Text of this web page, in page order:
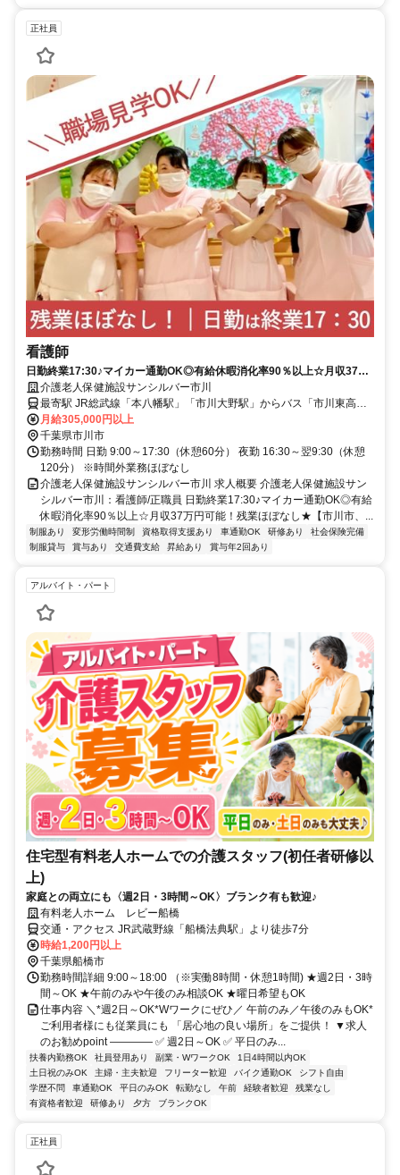
正社員
看護師
日勤終業17:30♪マイカー通勤OK◎有給休暇消化率90％以上☆月収37万
円可能！残業ほぼなし★【市川市、老健、本八幡駅/市川大野駅/市川駅、
看護師、正職員】
介護老人保健施設サンシルバー市川
最寄駅 JR総武線「本八幡駅」「市川大野駅」からバス「市川東高校
入口」バス停下車徒歩2分、JR中央・総武線「市川駅」からバス「姫
宮団地入口」バス停下車徒歩9分
月給305,000円以上
千葉県市川市
勤務時間 日勤 9:00～17:30（休憩60分） 夜勤 16:30～翌9:30（休憩
120分） ※時間外業務ほぼなし
介護老人保健施設サンシルバー市川 求人概要 介護老人保健施設サン
シルバー市川：看護師/正職員 日勤終業17:30♪マイカー通勤OK◎有給
休暇消化率90％以上☆月収37万円可能！残業ほぼなし★【市川市、...
制服あり 変形労働時間制 資格取得支援あり 車通勤OK 研修あり
社会保険完備
制服貸与
賞与あり 交通費支給 昇給あり 賞与年2回あり
アルバイト・パート
住宅型有料老人ホームでの介護スタッフ(初任者研修以
上)
家庭との両立にも〈週2日・3時間～OK〉ブランク有も歓迎♪
有料老人ホーム レビー船橋
交通・アクセス JR武蔵野線「船橋法典駅」より徒歩7分
時給1,200円以上
千葉県船橋市
勤務時間詳細 9:00～18:00 （※実働8時間・休憩1時間) ★週2日・3時
間～OK ★午前のみや午後のみ相談OK ★曜日希望もOK
仕事内容 ＼*週2日～OK*Wワークにぜひ／ 午前のみ／午後のみもOK*
ご利用者様にも従業員にも 「居心地の良い場所」をご提供！ ▼求人
のお勧めpoint ―――― ✅ 週2日～OK ✅ 平日のみ...
扶養内勤務OK 社員登用あり 副業・WワークOK
1日4時間以内OK
土日祝のみOK
主婦・主夫歓迎 フリーター歓迎 バイク通勤OK
シフト自由
学歴不問
車通勤OK 平日のみOK 転勤なし 午前 経験者歓迎
残業なし
有資格者歓迎
研修あり 夕方 ブランクOK
正社員